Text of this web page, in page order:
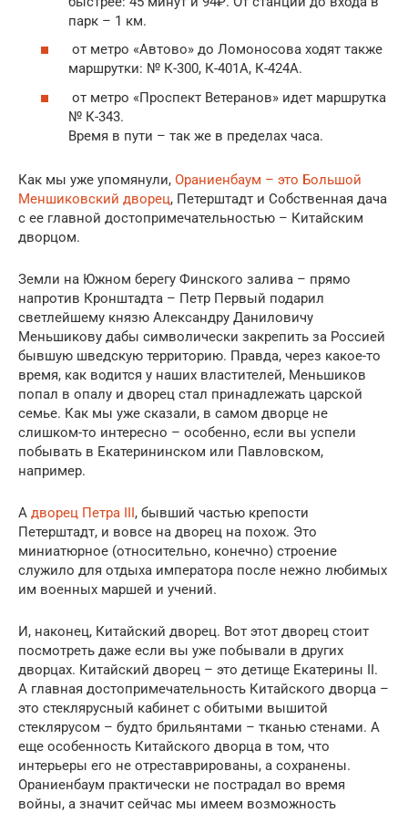
парк – 1 км.
от метро «Автово» до Ломоносова ходят также
маршрутки: № К-300, К-401А, К-424А.
от метро «Проспект Ветеранов» идет маршрутка
№ К-343.
Время в пути – так же в пределах часа.
Как мы уже упомянули, Ораниенбаум – это Большой
Меншиковский дворец, Петерштадт и Собственная дача
с ее главной достопримечательностью – Китайским
дворцом.
Земли на Южном берегу Финского залива – прямо
напротив Кронштадта – Петр Первый подарил
светлейшему князю Александру Даниловичу
Меньшикову дабы символически закрепить за Россией
бывшую шведскую территорию. Правда, через какое-то
время, как водится у наших властителей, Меньшиков
попал в опалу и дворец стал принадлежать царской
семье. Как мы уже сказали, в самом дворце не
слишком-то интересно – особенно, если вы успели
побывать в Екатерининском или Павловском,
например.
А дворец Петра III, бывший частью крепости
Петерштадт, и вовсе на дворец на похож. Это
миниатюрное (относительно, конечно) строение
служило для отдыха императора после нежно любимых
им военных маршей и учений.
И, наконец, Китайский дворец. Вот этот дворец стоит
посмотреть даже если вы уже побывали в других
дворцах. Китайский дворец – это детище Екатерины II.
А главная достопримечательность Китайского дворца –
это стеклярусный кабинет с обитыми вышитой
стеклярусом – будто брильянтами – тканью стенами. А
еще особенность Китайского дворца в том, что
интерьеры его не отреставрированы, а сохранены.
Ораниенбаум практически не пострадал во время
войны, а значит сейчас мы имеем возможность